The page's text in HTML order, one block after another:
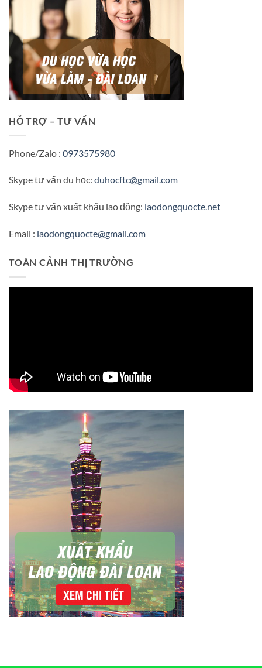
HỖ TRỢ – TƯ VẤN
Phone/Zalo : 0973575980
Skype tư vấn du học: duhocftc@gmail.com
Skype tư vấn xuất khẩu lao động: laodongquocte.net
Email : laodongquocte@gmail.com
TOÀN CẢNH THỊ TRƯỜNG